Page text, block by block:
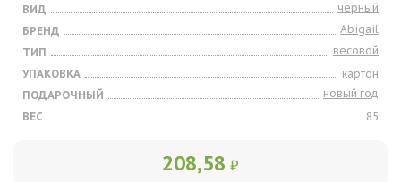
ВИД
черный
БРЕНД
Abigail
ТИП
весовой
УПАКОВКА
картон
ПОДАРОЧНЫЙ
новый год
ВЕС
85
208,58 ₽